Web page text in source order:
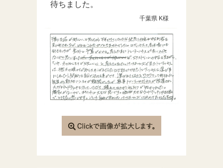
待ちました。
千葉県 K様